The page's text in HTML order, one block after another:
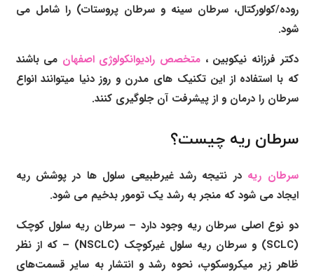
روده/کولورکتال، سرطان سینه و سرطان پروستات) را شامل می
شود.
دکتر فرزانه نیکوبین ، متخصص رادیوانکولوژی اصفهان می باشند
که با استفاده از این تکنیک های مدرن و روز دنیا میتوانند انواع
سرطان را درمان و از پیشرفت آن جلوگیری کنند.
سرطان ریه چیست؟
سرطان ریه در نتیجه رشد غیرطبیعی سلول ها در پوشش ریه
ایجاد می شود که منجر به رشد یک تومور بدخیم می شود.
دو نوع اصلی سرطان ریه وجود دارد – سرطان ریه سلول کوچک
(SCLC) و سرطان ریه سلول غیرکوچک (NSCLC) – که از نظر
ظاهر زیر میکروسکوپ، نحوه رشد و انتشار به سایر قسمت‌های